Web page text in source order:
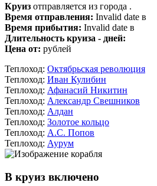
Круиз отправляется из города .
Время отправления: Invalid date в
Время прибытия: Invalid date в
Длительность круиза - дней:
Цена от: рублей
Теплоход: Октябрьская революция
Теплоход: Иван Кулибин
Теплоход: Афанасий Никитин
Теплоход: Александр Свешников
Теплоход: Алдан
Теплоход: Золотое кольцо
Теплоход: А.С. Попов
Теплоход: Аурум
В круиз включено